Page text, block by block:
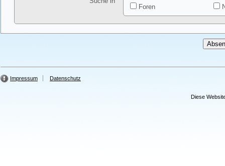
Foren
Impressum Datenschutz
Diese